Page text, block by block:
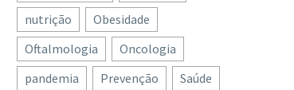
nutrição
Obesidade
Oftalmologia
Oncologia
pandemia
Prevenção
Saúde